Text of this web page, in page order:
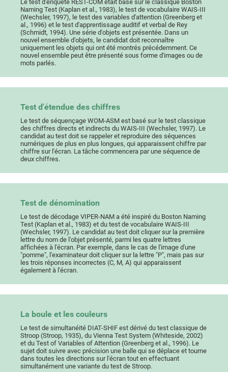
Le test d'enquête REST-COM était basé sur le classique Boston
Naming Test (Kaplan et al., 1983), le test de vocabulaire WAIS-III
(Wechsler, 1997), le test des variables d'attention (Greenberg et
al., 1996) et le test d'apprentissage auditif et verbal de Rey
(Schmidt, 1994). Une série d'objets est présentée. Dans un
nouvel ensemble d'objets, le candidat doit reconnaître
uniquement les objets qui ont été montrés précédemment. Ce
nouvel ensemble peut être présenté sous forme d'images ou de
mots parlés.
Test d'étendue des chiffres
Le test de séquençage WOM-ASM est basé sur le test classique
des chiffres directs et indirects du WAIS-III (Wechsler, 1997). Le
candidat au test doit se rappeler et reproduire des séquences
numériques de plus en plus longues, qui apparaissent chiffre par
chiffre sur l'écran. La tâche commencera par une séquence de
deux chiffres.
Test de dénomination
Le test de décodage VIPER-NAM a été inspiré du Boston Naming
Test (Kaplan et al., 1983) et du test de vocabulaire WAIS-III
(Wechsler, 1997). Le candidat au test doit cliquer sur la première
lettre du nom de l'objet présenté, parmi les quatre lettres
affichées à l'écran. Par exemple, dans le cas de l'image d'une
"pomme", l'examinateur doit cliquer sur la lettre "P", mais pas sur
les trois réponses incorrectes (C, M, A) qui apparaissent
également à l'écran.
La boule et les couleurs
Le test de simultanéité DIAT-SHIF est dérivé du test classique de
Stroop (Stroop, 1935), du Vienna Test System (Whiteside, 2002)
et du Test of Variables of Attention (Greenberg et al., 1996). Le
sujet doit suivre avec précision une balle qui se déplace et tourne
dans toutes les directions sur l'écran tout en effectuant
simultanément une variante du test de Stroop.